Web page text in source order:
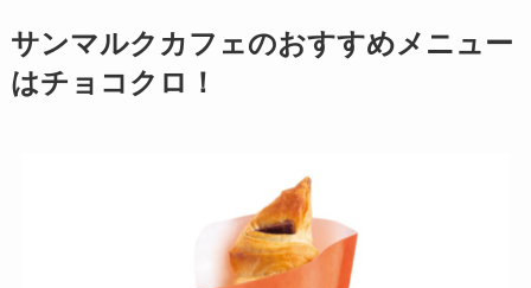
サンマルクカフェのおすすめメニュー
はチョコクロ！